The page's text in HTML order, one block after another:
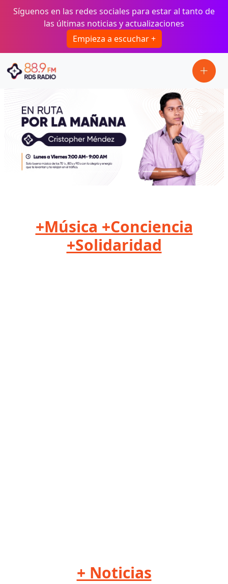
Pasar al contenido principal
Síguenos en las redes sociales para estar al tanto de
las últimas noticias y actualizaciones
Empieza a escuchar +
+Música +Conciencia
+Solidaridad
+ Noticias